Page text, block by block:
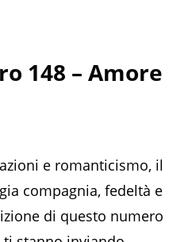
148 – Amore
e romanticismo, il
compagnia, fedeltà e
di questo numero